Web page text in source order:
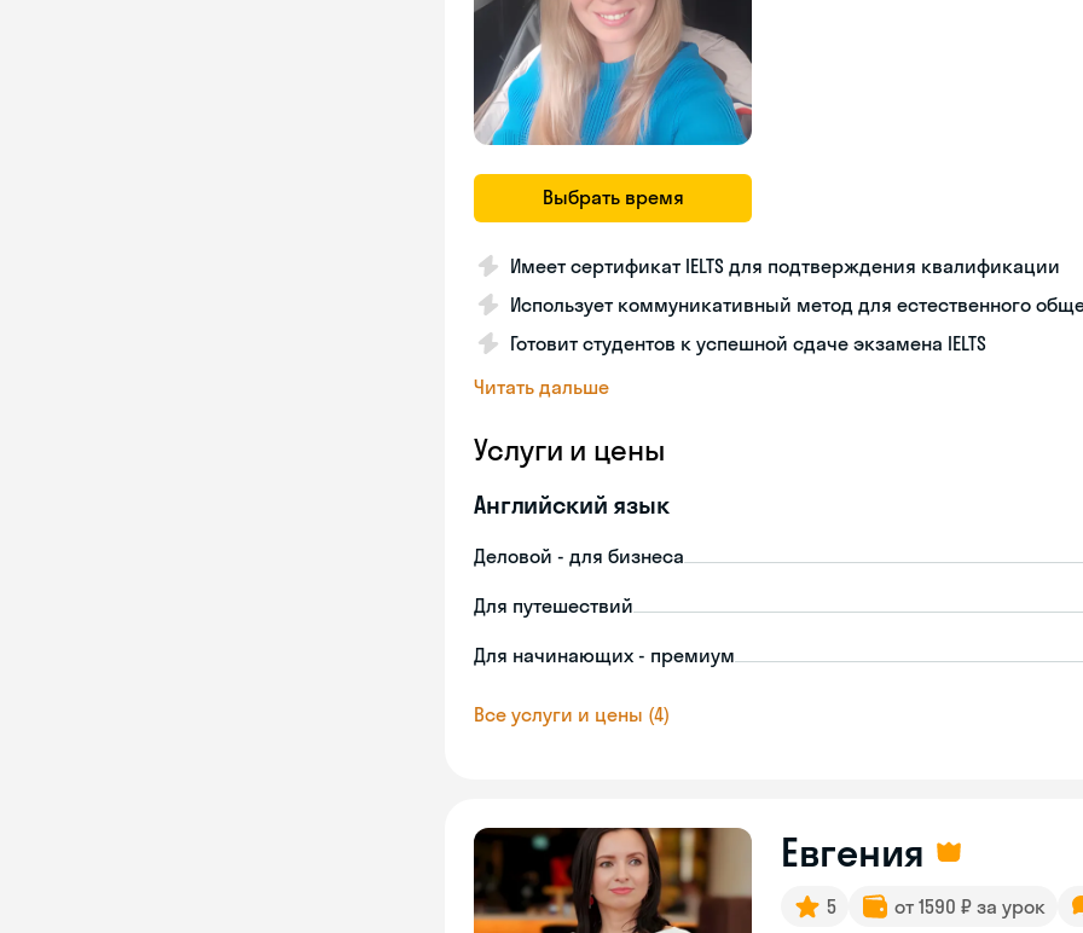
Выбрать время
Имеет сертификат IELTS для подтверждения квалификации
Использует коммуникативный метод для естественного
Готовит студентов к успешной сдаче экзамена IELTS
Читать дальше
Услуги и цены
Английский язык
Деловой - для бизнеса
Для путешествий
Для начинающих - премиум
Все услуги и цены (4)
Евгения
5 от 1590 ₽ за урок